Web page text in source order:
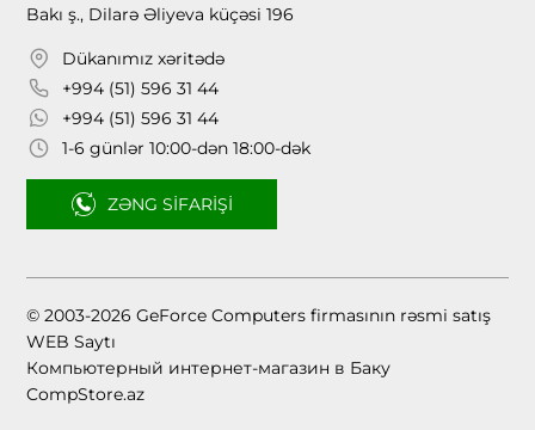
Bakı ş., Dilarə Əliyeva küçəsi 196
Dükanımız xəritədə
+994 (51) 596 31 44
+994 (51) 596 31 44
1-6 günlər 10:00-dən 18:00-dək
ZƏNG SIFARIŞI
© 2003-2026 GeForce Computers firmasının rəsmi satış
WEB Saytı
Компьютерный интернет-магазин в Баку
CompStore.az